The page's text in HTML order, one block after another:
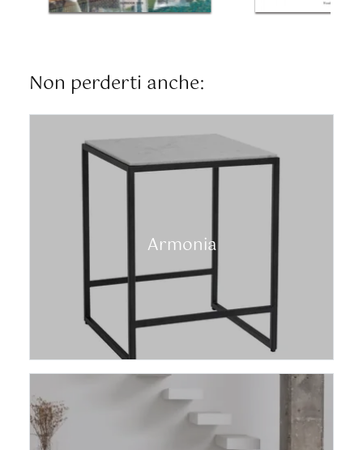
Non perderti anche:
Armonia